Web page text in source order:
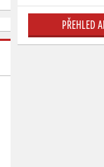
PŘEHLED